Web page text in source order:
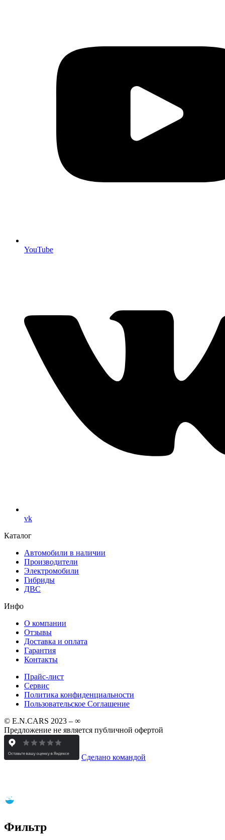
YouTube
vk
Каталог
Автомобили в наличии
Производители
Электромобили
Гибриды
ДВС
Инфо
О компании
Отзывы
Доставка и оплата
Гарантия
Контакты
Прайс-лист
Сервис
Политика конфиденциальности
Пользовательское Соглашение
© E.N.CARS 2023 – ∞
Предложение не является публичной офертой
Сделано командой
Фильтр